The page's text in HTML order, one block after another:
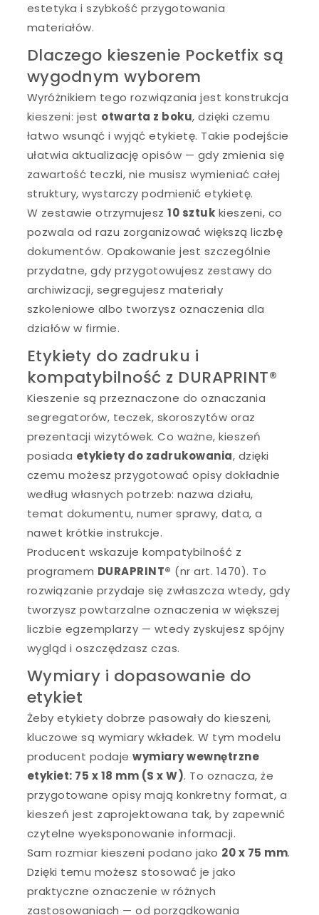
estetyka i szybkość przygotowania
materiałów.
Dlaczego kieszenie Pocketfix są
wygodnym wyborem
Wyróżnikiem tego rozwiązania jest konstrukcja
kieszeni: jest otwarta z boku, dzięki czemu
łatwo wsunąć i wyjąć etykietę. Takie podejście
ułatwia aktualizację opisów — gdy zmienia się
zawartość teczki, nie musisz wymieniać całej
struktury, wystarczy podmienić etykietę.
W zestawie otrzymujesz10 sztuk kieszeni, co
pozwala od razu zorganizować większą liczbę
dokumentów. Opakowanie jest szczególnie
przydatne, gdy przygotowujesz zestawy do
archiwizacji, segregujesz materiały
szkoleniowe albo tworzysz oznaczenia dla
działów w firmie.
Etykiety do zadruku i
kompatybilność z DURAPRINT®
Kieszenie są przeznaczone do oznaczania
segregatorów, teczek, skoroszytów oraz
prezentacji wizytówek. Co ważne, kieszeń
posiada etykiety do zadrukowania, dzięki
czemu możesz przygotować opisy dokładnie
według własnych potrzeb: nazwa działu,
temat dokumentu, numer sprawy, data, a
nawet krótkie instrukcje.
Producent wskazuje kompatybilność z
programem DURAPRINT® (nr art. 1470). To
rozwiązanie przydaje się zwłaszcza wtedy, gdy
tworzysz powtarzalne oznaczenia w większej
liczbie egzemplarzy — wtedy zyskujesz spójny
wygląd i oszczędzasz czas.
Wymiary i dopasowanie do
etykiet
Żeby etykiety dobrze pasowały do kieszeni,
kluczowe są wymiary wkładek. W tym modelu
producent podajewymiary wewnętrzne
etykiet: 75 x 18 mm (S x W). To oznacza, że
przygotowane opisy mają konkretny format, a
kieszeń jest zaprojektowana tak, by zapewnić
czytelne wyeksponowanie informacji.
Sam rozmiar kieszeni podano jako 20 x 75 mm.
Dzięki temu możesz stosować je jako
praktyczne oznaczenie w różnych
zastosowaniach — od porządkowania